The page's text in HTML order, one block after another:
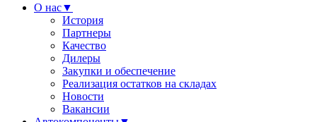
О нас▼
История
Партнеры
Качество
Дилеры
Закупки и обеспечение
Реализация остатков на складах
Новости
Вакансии